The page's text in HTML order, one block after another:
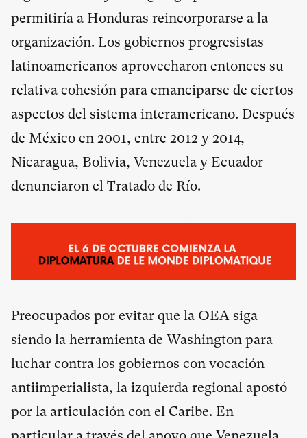
permitiría a Honduras reincorporarse a la
organización. Los gobiernos progresistas
latinoamericanos aprovecharon entonces su
relativa cohesión para emanciparse de ciertos
aspectos del sistema interamericano. Después
de México en 2001, entre 2012 y 2014,
Nicaragua, Bolivia, Venezuela y Ecuador
denunciaron el Tratado de Río.
Preocupados por evitar que la OEA siga
siendo la herramienta de Washington para
luchar contra los gobiernos con vocación
antiimperialista, la izquierda regional apostó
por la articulación con el Caribe. En